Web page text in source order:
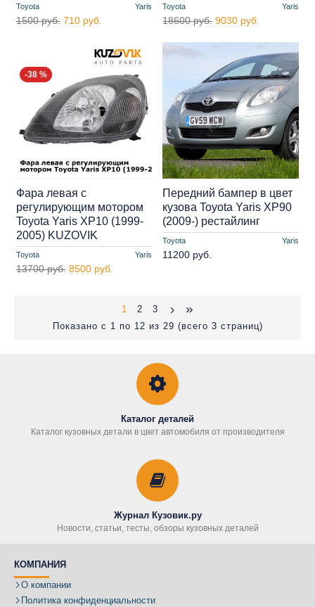
Toyota Yaris
1500 руб. 710 руб.
Toyota Yaris
18600 руб. 9030 руб.
-38 %
Toyota Yaris
Фара левая с
регулирующим мотором
Toyota Yaris XP10 (1999-
2005) KUZOVIK
13700 руб. 8500 руб.
Toyota Yaris
Передний бампер в цвет
кузова Toyota Yaris XP90
(2009-) рестайлинг
11200 руб.
1 2
3
Показано с 1 по 12 из 29 (всего 3 страниц)
Каталог деталей
Каталог кузовных детали в цвет автомобиля от производителя
Журнал Кузовик.ру
Новости, статьи, тесты, обзоры кузовных деталей
КОМПАНИЯ
О компании
Политика конфиденциальности